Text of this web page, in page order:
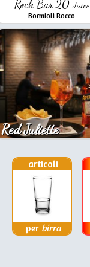
Rock Bar 20 Juice
Bormioli Rocco
Red Juliette
articoli
per birra